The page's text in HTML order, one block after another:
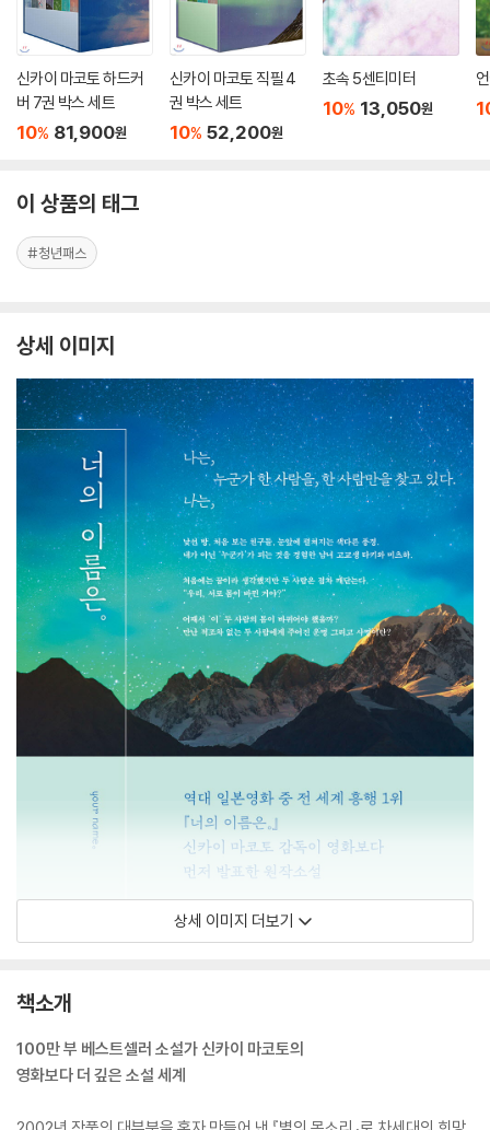
신카이 마코토 하드커
버 7권 박스 세트
10% 81,900원
신카이 마코토 직필 4
권 박스 세트
10% 52,200원
초속 5센티미터
10% 13,050원
이 상품의 태그
#청년패스
상세 이미지
상세 이미지 더보기
책소개
100만 부 베스트셀러 소설가 신카이 마코토의
영화보다 더 깊은 소설 세계